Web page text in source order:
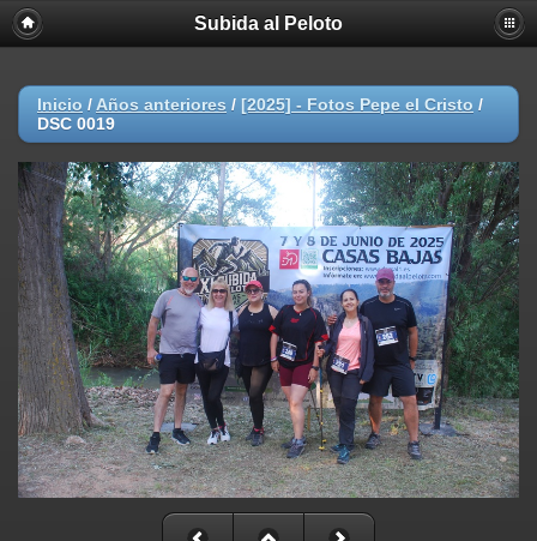
Subida al Peloto
Inicio / Años anteriores / [2025] - Fotos Pepe el Cristo /
DSC 0019